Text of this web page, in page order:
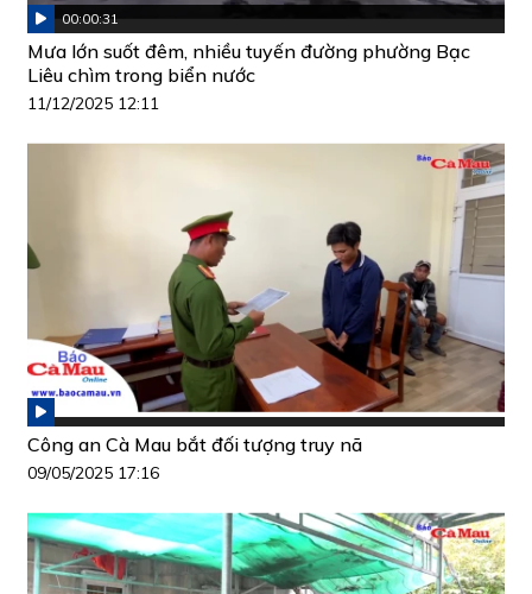
00:00:31
Mưa lớn suốt đêm, nhiều tuyến đường phường Bạc
Liêu chìm trong biển nước
11/12/2025 12:11
Công an Cà Mau bắt đối tượng truy nã
09/05/2025 17:16